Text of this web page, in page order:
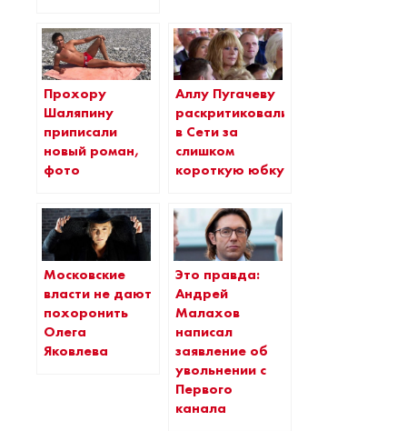
Прохору
Шаляпину
приписали
новый роман,
фото
Аллу Пугачеву
раскритиковали
в Сети за
слишком
короткую юбку
Московские
власти не дают
похоронить
Олега
Яковлева
Это правда:
Андрей
Малахов
написал
заявление об
увольнении с
Первого
канала